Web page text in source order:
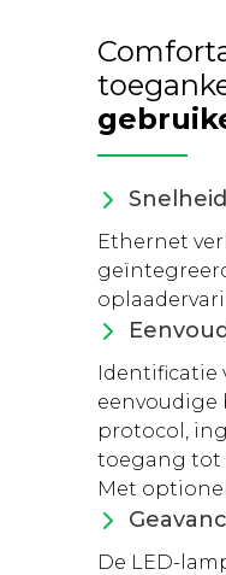
Ethernet
Identificatie
eenvoudige
protocol,
toegang tot
Met
De LED-